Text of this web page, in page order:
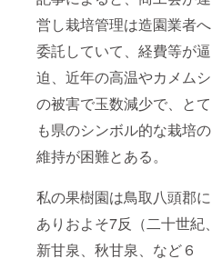
営し栽培管理は造園業者へ
委託していて、経費等が逼
迫、近年の高温やカメムシ
の被害で玉数減少で、とて
も県のシンボル的な栽培の
維持が困難とある。
私の果樹園は鳥取八頭郡に
ありおよそ7反（二十世紀、
新甘泉、秋甘泉、など６